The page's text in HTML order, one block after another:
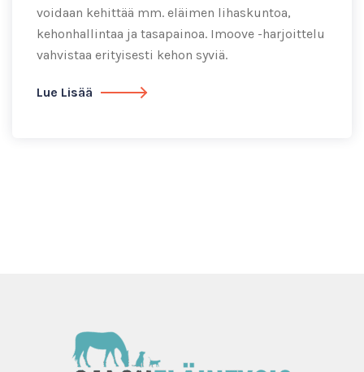
voidaan kehittää mm. eläimen lihaskuntoa,
kehonhallintaa ja tasapainoa. Imoove -harjoittelu
vahvistaa erityisesti kehon syviä.
Lue Lisää